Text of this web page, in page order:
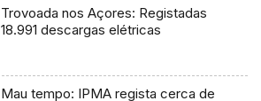
Trovoada nos Açores: Registadas
18.991 descargas elétricas
Mau tempo: IPMA regista cerca de